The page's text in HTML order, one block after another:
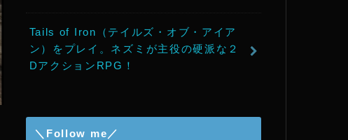
Tails of Iron（テイルズ・オブ・アイア
ン）をプレイ。ネズミが主役の硬派な２
DアクションRPG！
＼Follow me／